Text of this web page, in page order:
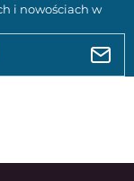
i nowościach w